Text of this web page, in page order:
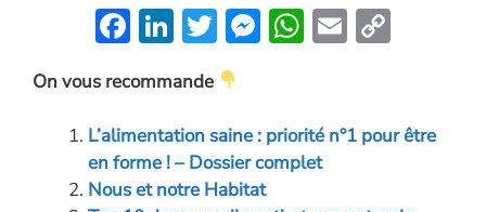
F
e
b
o
o
Li
k
e
dI
n
T
w
itt
er
M
n
g
er
W
s
A
E
l y
n
On vous recommande
L’alimentation saine : priorité n°1 pour être
en forme ! – Dossier complet
Nous et notre Habitat